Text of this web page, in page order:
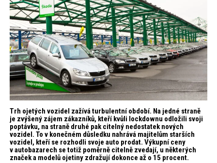
Trh ojetých vozidel zažívá turbulentní období. Na jedné straně
je zvýšený zájem zákazníků, kteří kvůli lockdownu odložili svoji
poptávku, na straně druhé pak citelný nedostatek nových
vozidel. To v konečném důsledku nahrává majitelům starších
vozidel, kteří se rozhodli svoje auto prodat. Výkupní ceny
v autobazarech se totiž poměrně citelně zvedají, u některých
značek a modelů ojetiny zdražují dokonce až o 15 procent.